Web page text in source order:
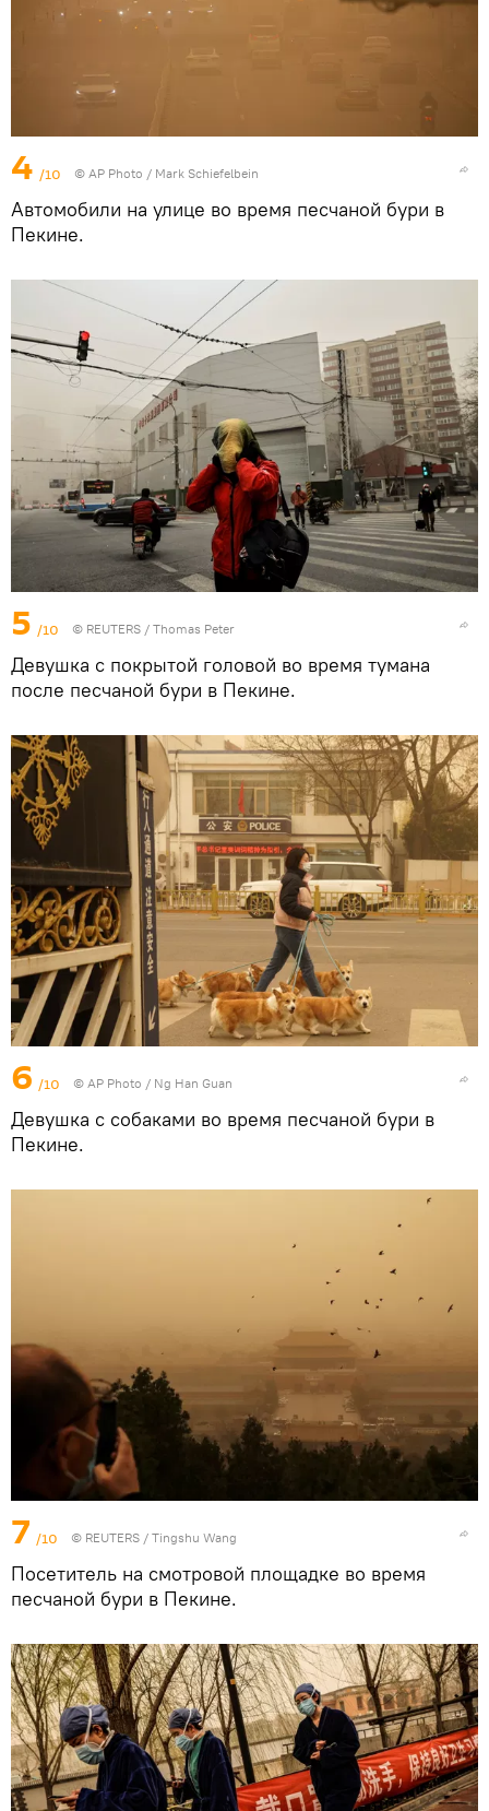
4 /10 © AP Photo / Mark Schiefelbein
Автомобили на улице во время песчаной бури в
Пекине.
5 /10 © REUTERS / Thomas Peter
Девушка с покрытой головой во время тумана
после песчаной бури в Пекине.
6 /10 © AP Photo / Ng Han Guan
Девушка с собаками во время песчаной бури в
Пекине.
7 /10 © REUTERS / Tingshu Wang
Посетитель на смотровой площадке во время
песчаной бури в Пекине.